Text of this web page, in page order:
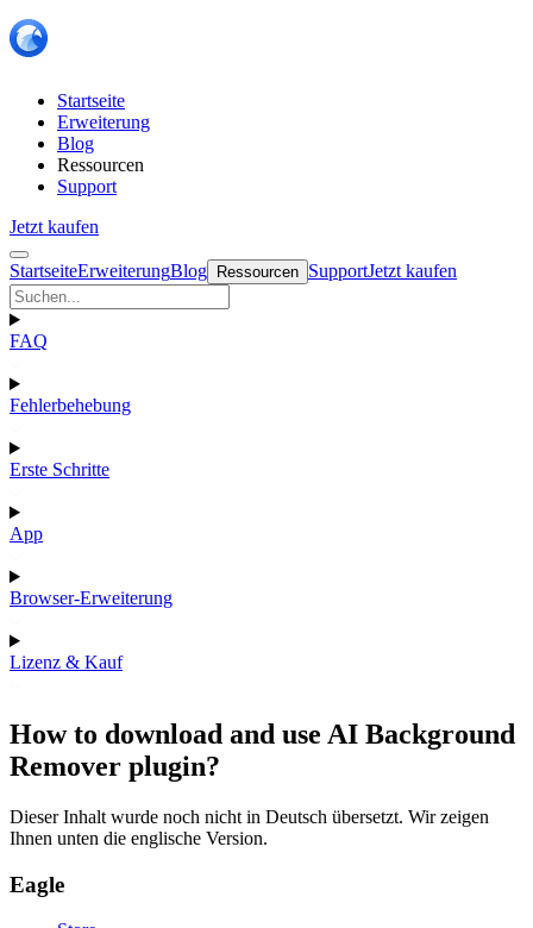
Startseite
Erweiterung
Blog
Ressourcen
Support
Jetzt kaufen
StartseiteErweiterungBlog Ressourcen SupportJetzt kaufen
FAQ
Fehlerbehebung
Erste Schritte
App
Browser-Erweiterung
Lizenz & Kauf
How to download and use AI Background
Remover plugin?
Dieser Inhalt wurde noch nicht in Deutsch übersetzt. Wir zeigen
Ihnen unten die englische Version.
Eagle